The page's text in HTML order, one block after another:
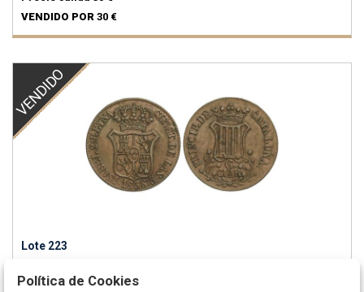
VENDIDO POR 30 €
VENDIDO
Lote 223
MBC.
Política de Cookies